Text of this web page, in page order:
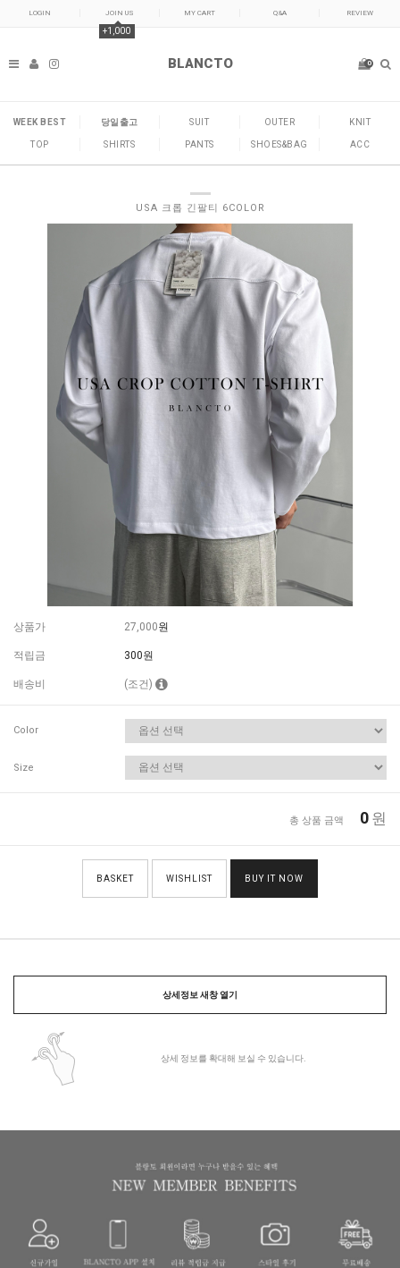
LOGIN JOIN US
+1,000
MY CART Q&A REVIEW
BLANCTO 0
WEEK BEST 당일출고 SUIT OUTER KNIT
TOP SHIRTS PANTS SHOES&BAG ACC
USA 크롭 긴팔티 6COLOR
상품가 27,000원
적립금 300원
배송비 (조건)
Color
Size
총 상품 금액 0 원
BASKET WISHLIST BUY IT NOW
상세정보 새창 열기
상세 정보를 확대해 보실 수 있습니다.